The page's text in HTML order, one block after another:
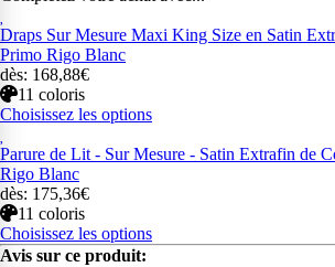
Draps Sur Mesure Maxi King Size en Satin
Primo Rigo Blanc
dès: 168,88€
11 coloris
Choisissez les options
Parure de Lit - Sur Mesure - Satin Extrafin de
Rigo Blanc
dès: 175,36€
11 coloris
Choisissez les options
Avis sur ce produit: